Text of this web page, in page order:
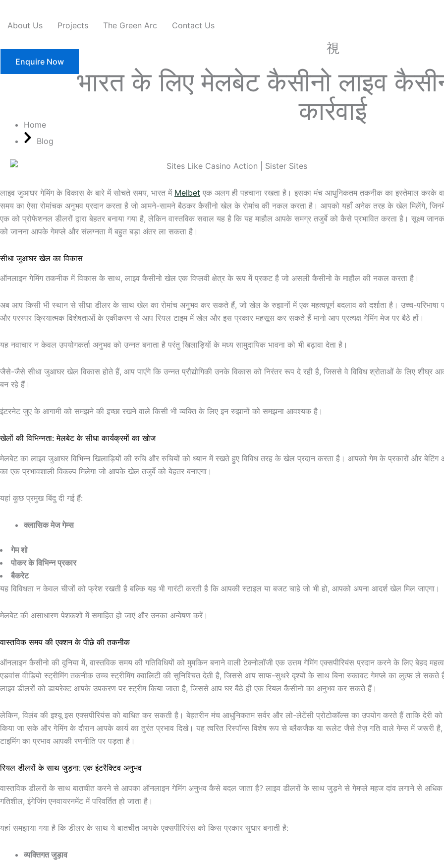
About Us Projects The Green Arc Contact Us
Enquire Now
भारत के लिए मेलबेट कैसीनो लाइव
कार्रवाई
Home
Blog
लाइव जुआघर गेमिंग के विकास के बारे में सोचते समय, भारत में Melbet एक अलग ही पहचाना रखता है। इसका मंच आधुनिकतम तकनीक का इस्तेमाल करके
समय का ऐसा रोमांचक अनुभव प्रदान करता है जो आमने-सामने बैठकर कैसीनो खेल के रोमांच की नकल करता है। आपको यहाँ अनेक तरह के खेल मिलेंगे,
एक को प्रोफेशनल डीलरों द्वारा बेहतर बनाया गया है, लेकिन वास्तविक सवाल यह है कि यह माहौल आपके समग्र तजुर्बे को कैसे प्रभावित करता है। सूक्ष्म
को जानना आपके गेमप्ले और संलग्नता में बहुत बड़ा अंतर ला सकता है।
सीधा जुआघर खेल का विकास
ऑनलाइन गेमिंग तकनीक में विकास के साथ, लाइव कैसीनो खेल एक विप्लवी क्षेत्र के रूप में प्रकट है जो असली कैसीनो के माहौल की नकल करता है।
अब आप किसी भी स्थान से सीधा डीलर के साथ खेल का रोमांच अनुभव कर सकते हैं, जो खेल के रुझानों में एक महत्वपूर्ण बदलाव को दर्शाता है। उच्च-परिभाषा
और परस्पर क्रियात्मक विशेषताओं के एकीकरण से आप रियल टाइम में खेल और इस प्रकार महसूस कर सकते हैं मानो आप प्रत्यक्ष गेमिंग मेज पर बैठे हों।
यह नवाचार न केवल उपयोगकर्ता अनुभव को उन्नत बनाता है परंतु खिलाड़ियों के मध्य सामुदायिक भावना को भी बढ़ावा देता है।
जैसे-जैसे सीधा जुआघर खेल विकास होते हैं, आप पाएंगे कि उन्नत प्रौद्योगिकी उनके विकास को निरंतर रूप दे रही है, जिससे वे विविध श्रोताओं के लिए शीघ्र
बन रहे हैं।
इंटरनेट जुए के आगामी को समझने की इच्छा रखने वाले किसी भी व्यक्ति के लिए इन रुझानों को समझना आवश्यक है।
खेलों की विभिन्नता: मेलबेट के सीधा कार्यक्रमों का खोज
मेलबेट का लाइव जुआघर विभिन्न खिलाड़ियों की रुचि और रुचियों को ध्यान में रखते हुए विविध तरह के खेल प्रदान करता है। आपको गेम के प्रकारों और बेटिंग
का एक प्रभावशाली विकल्प मिलेगा जो आपके खेल तजुर्बे को बेहतर बनाएगा।
यहां कुछ प्रमुख बिंदु दी गई हैं:
क्लासिक मेज गेम्स
गेम शो
पोकर के विभिन्न प्रकार
बैकरेट
यह विविधता न केवल चीजों को फ्रेश रखती है बल्कि यह भी गारंटी करती है कि आपकी स्टाइल या बजट चाहे जो भी हो, आपको अपना आदर्श खेल मिल जाएगा।
मेलबेट की असाधारण पेशकशों में समाहित हो जाएं और उनका अन्वेषण करें।
वास्तविक समय की एक्शन के पीछे की तकनीक
ऑनलाइन कैसीनो की दुनिया में, वास्तविक समय की गतिविधियों को मुमकिन बनाने वाली टेक्नोलॉजी एक उत्तम गेमिंग एक्सपीरियंस प्रदान करने के लिए बेहद
एडवांस वीडियो स्ट्रीमिंग तकनीक उच्च स्ट्रीमिंग क्वालिटी की सुनिश्चित देती है, जिससे आप साफ-सुथरे दृश्यों के साथ बिना रुकावट गेमप्ले का लुत्फ ले सकते
लाइव डीलरों को डायरेक्ट आपके उपकरण पर स्ट्रीम किया जाता है, जिससे आप घर बैठे ही एक रियल कैसीनो का अनुभव कर सकते हैं।
लेकिन, विलंब की इश्यू इस एक्सपीरियंस को बाधित कर सकती है। बेहतरीन मंच आधुनिकतम सर्वर और लो-लेटेंसी प्रोटोकॉल्स का उपयोग करते हैं ताकि देरी
किया जा सके और गेमिंग के दौरान आपके कार्य का तुरंत प्रभाव दिखे। यह त्वरित रिस्पॉन्स विशेष रूप से ब्लैकजैक या रूलेट जैसे तेज़ गति वाले गेम्स में जरूरी है,
टाइमिंग का प्रभाव आपकी रणनीति पर पड़ता है।
रियल डीलरों के साथ जुड़ना: एक इंटरैक्टिव अनुभव
वास्तविक डीलरों के साथ बातचीत करने से आपका ऑनलाइन गेमिंग अनुभव कैसे बदल जाता है? लाइव डीलरों के साथ जुड़ने से गेमप्ले महज दांव लगाने से
गतिशील, इंगेजिंग एनवायरनमेंट में परिवर्तित हो जाता है।
यहां समझाया गया है कि डीलर के साथ ये बातचीत आपके एक्सपीरियंस को किस प्रकार सुधार बनाती है:
व्यक्तिगत जुड़ाव